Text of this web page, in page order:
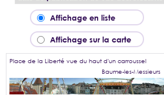
Affichage en liste
Affichage sur la carte
Place de la Liberté vue du haut d'un carroussel
Baume-les-Messieurs